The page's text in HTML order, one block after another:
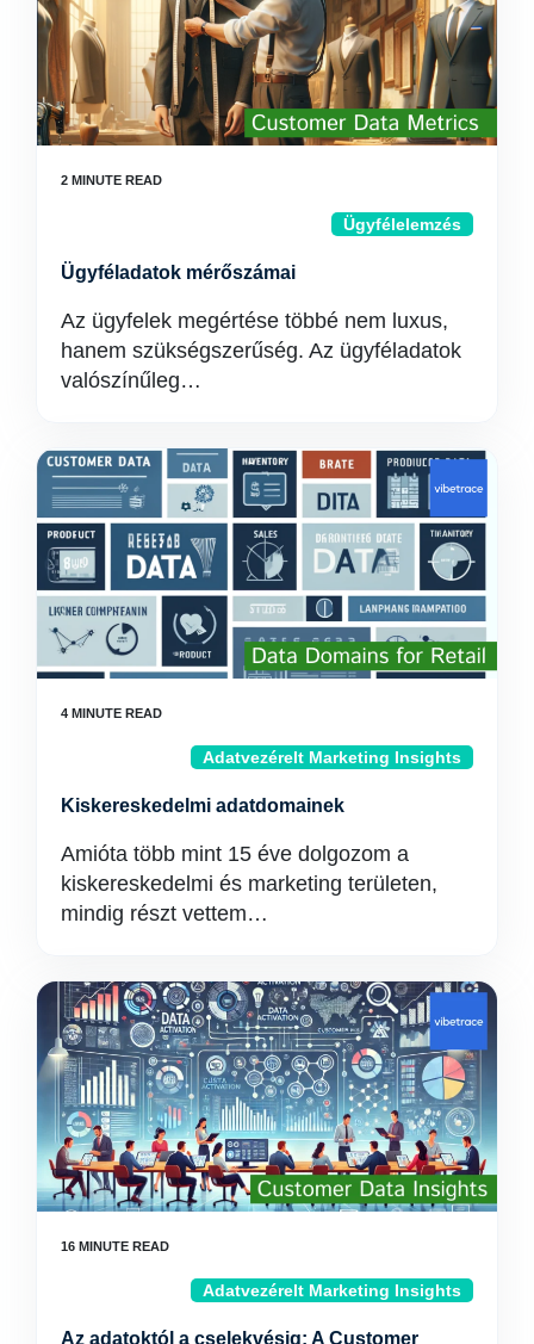
Ügyfélelemzés
Ügyféladatok mérőszámai
Az ügyfelek megértése többé nem luxus,
hanem szükségszerűség. Az ügyféladatok
valószínűleg…
Adatvezérelt Marketing Insights
Kiskereskedelmi adatdomainek
Amióta több mint 15 éve dolgozom a
kiskereskedelmi és marketing területen,
mindig részt vettem…
Adatvezérelt Marketing Insights
Az adatoktól a cselekvésig: A Customer